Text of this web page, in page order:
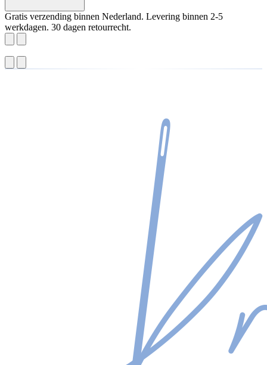
Gratis verzending binnen Nederland. Levering binnen 2-5
werkdagen. 30 dagen retourrecht.